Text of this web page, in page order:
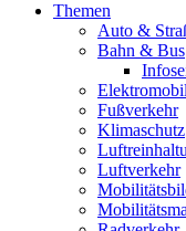
Themen
Auto &
Bahn & Bus
Fußverkehr
Klimaschutz
Luftverkehr